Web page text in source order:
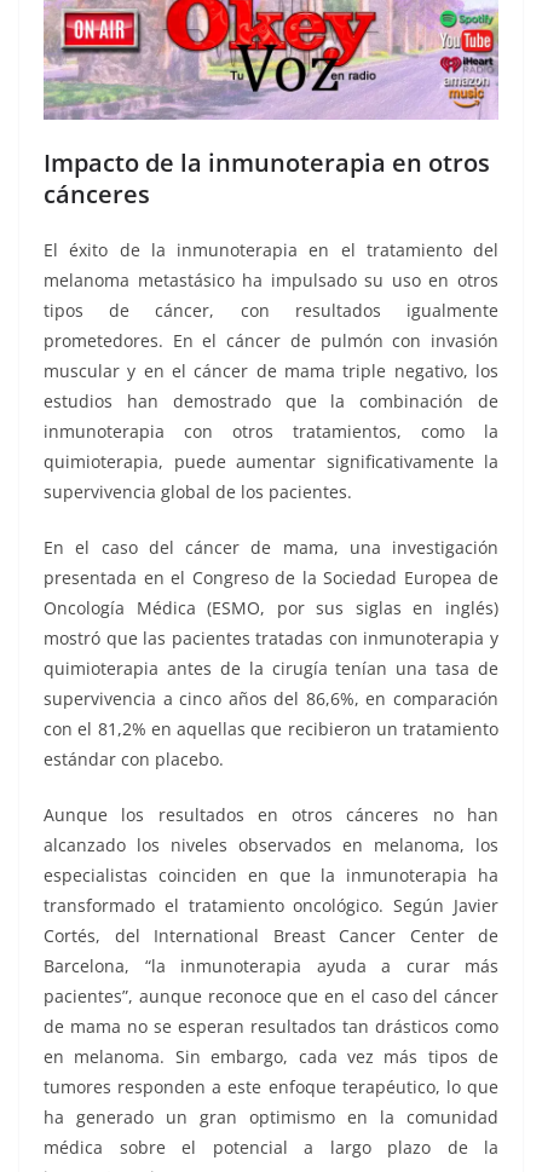
Impacto de la inmunoterapia en otros
cánceres
El éxito de la inmunoterapia en el tratamiento del
melanoma metastásico ha impulsado su uso en otros
tipos de cáncer, con resultados igualmente
prometedores. En el cáncer de pulmón con invasión
muscular y en el cáncer de mama triple negativo, los
estudios han demostrado que la combinación de
inmunoterapia con otros tratamientos, como la
quimioterapia, puede aumentar significativamente la
supervivencia global de los pacientes.
En el caso del cáncer de mama, una investigación
presentada en el Congreso de la Sociedad Europea de
Oncología Médica (ESMO, por sus siglas en inglés)
mostró que las pacientes tratadas con inmunoterapia y
quimioterapia antes de la cirugía tenían una tasa de
supervivencia a cinco años del 86,6%, en comparación
con el 81,2% en aquellas que recibieron un tratamiento
estándar con placebo.
Aunque los resultados en otros cánceres no han
alcanzado los niveles observados en melanoma, los
especialistas coinciden en que la inmunoterapia ha
transformado el tratamiento oncológico. Según Javier
Cortés, del International Breast Cancer Center de
Barcelona, “la inmunoterapia ayuda a curar más
pacientes”, aunque reconoce que en el caso del cáncer
de mama no se esperan resultados tan drásticos como
en melanoma. Sin embargo, cada vez más tipos de
tumores responden a este enfoque terapéutico, lo que
ha generado un gran optimismo en la comunidad
médica sobre el potencial a largo plazo de la